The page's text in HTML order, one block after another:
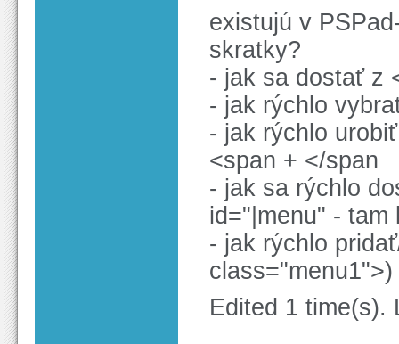
existujú v
skratky?
- jak sa dostať z
- jak rýchlo
- jak rýchlo
<span + </span
- jak sa rýchlo
id="|menu" - tam
- jak rýchlo
class="menu1">)
Edited 1 time(s).